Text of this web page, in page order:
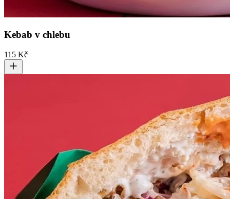
Kebab v chlebu
115 Kč